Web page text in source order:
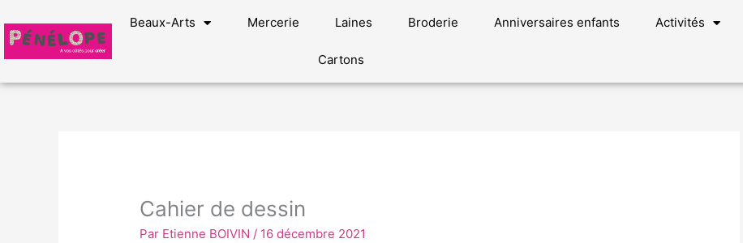
au
contenu
Beaux-Arts Mercerie Laines Broderie Anniversaires enfants Activités
Cartons
Cahier de dessin
Par Etienne BOIVIN / 16 décembre 2021